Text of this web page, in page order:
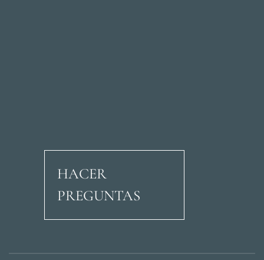
Avenida Ricardo
HACER
PREGUNTAS